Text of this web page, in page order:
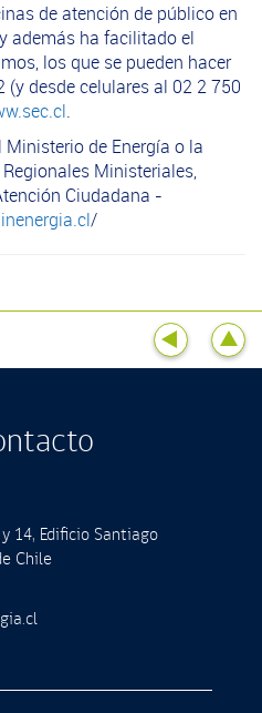
de atención de público en
además ha facilitado el
los que se pueden hacer
desde celulares al 02 2 750
.
de Energía o la
Ministeriales,
Ciudadana -
/
14, Ediﬁcio Santiago
Chile